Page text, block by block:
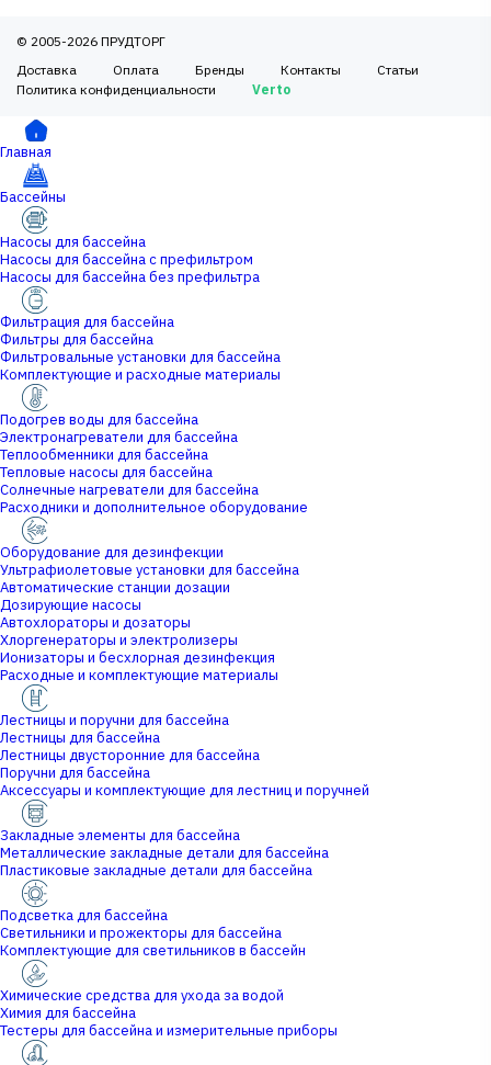
© 2005-2026 ПРУДТОРГ
Доставка
Оплата Бренды Контакты
Статьи
Политика конфиденциальности
Verto
Главная
Бассейны
Насосы для бассейна
Насосы для бассейна с префильтром
Насосы для бассейна без префильтра
Фильтрация для бассейна
Фильтры для бассейна
Фильтровальные установки для бассейна
Комплектующие и расходные материалы
Подогрев воды для бассейна
Электронагреватели для бассейна
Теплообменники для бассейна
Тепловые насосы для бассейна
Солнечные нагреватели для бассейна
Расходники и дополнительное оборудование
Оборудование для дезинфекции
Ультрафиолетовые установки для бассейна
Автоматические станции дозации
Дозирующие насосы
Автохлораторы и дозаторы
Хлоргенераторы и электролизеры
Ионизаторы и бесхлорная дезинфекция
Расходные и комплектующие материалы
Лестницы и поручни для бассейна
Лестницы для бассейна
Лестницы двусторонние для бассейна
Поручни для бассейна
Аксессуары и комплектующие для лестниц и поручней
Закладные элементы для бассейна
Металлические закладные детали для бассейна
Пластиковые закладные детали для бассейна
Подсветка для бассейна
Светильники и прожекторы для бассейна
Комплектующие для светильников в бассейн
Химические средства для ухода за водой
Химия для бассейна
Тестеры для бассейна и измерительные приборы